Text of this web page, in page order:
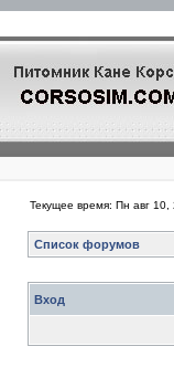
Текущее время: Пн авг 10,
Список форумов
Вход